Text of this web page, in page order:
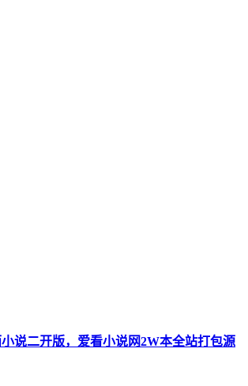
说二开版，爱看小说网2W本全站打包源